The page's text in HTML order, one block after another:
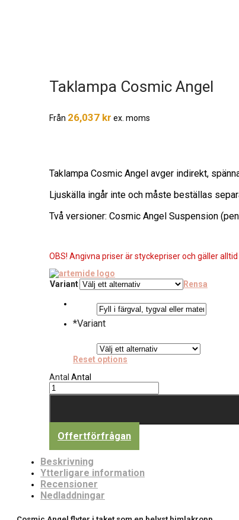
Taklampa Cosmic Angel
Från 26,037 kr ex. moms
Taklampa Cosmic Angel avger indirekt,
Ljuskälla ingår inte och måste beställas
Två versioner: Cosmic Angel Suspension
OBS! Angivna priser är styckepriser och gäller
Variant Rensa
*Variant
Reset options
Antal Antal
Offertförfrågan
Beskrivning
Ytterligare information
Recensioner
Nedladdningar